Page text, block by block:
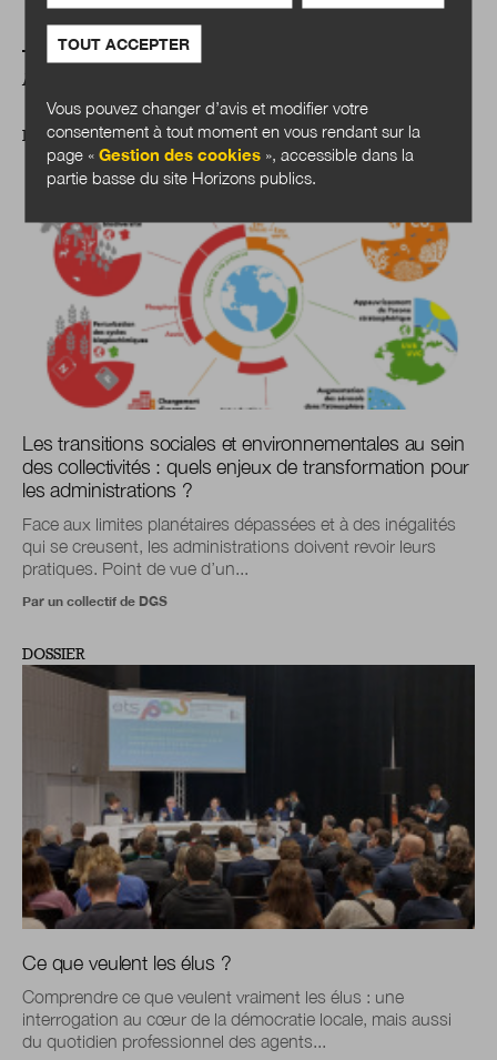
A LIRE AUSSI
DOSSIER
Les transitions sociales et environnementales au sein
des collectivités : quels enjeux de transformation pour
les administrations ?
Face aux limites planétaires dépassées et à des inégalités
qui se creusent, les administrations doivent revoir leurs
pratiques. Point de vue d’un...
Par un collectif de DGS
DOSSIER
Ce que veulent les élus ?
Comprendre ce que veulent vraiment les élus : une
interrogation au cœur de la démocratie locale, mais aussi
du quotidien professionnel des agents...
TOUT ACCEPTER
Vous pouvez changer d’avis et modifier votre
consentement à tout moment en vous rendant sur la
page «Gestion des cookies », accessible dans la
partie basse du site Horizons publics.